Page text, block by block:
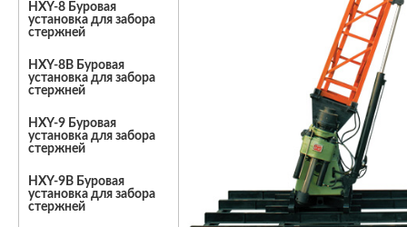
HXY-8 Буровая
установка для забора
стержней
HXY-8B Буровая
установка для забора
стержней
HXY-9 Буровая
установка для забора
стержней
HXY-9B Буровая
установка для забора
стержней